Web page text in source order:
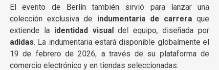
El evento de Berlín también sirvió para lanzar una
colección exclusiva de indumentaria de carreraque
extiende la identidad visual
del equipo, diseñada por
adidas. La indumentaria estará disponible globalmente el
19 de febrero de 2026, a través de su plataforma de
comercio electrónico y en tiendas seleccionadas.